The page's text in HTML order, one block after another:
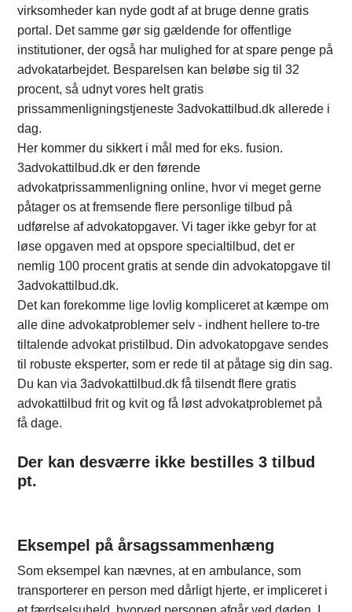
virksomheder kan nyde godt af at bruge denne gratis
portal. Det samme gør sig gældende for offentlige
institutioner, der også har mulighed for at spare penge på
advokatarbejdet. Besparelsen kan beløbe sig til 32
procent, så udnyt vores helt gratis
prissammenligningstjeneste 3advokattilbud.dk allerede i
dag.
Her kommer du sikkert i mål med for eks. fusion.
3advokattilbud.dk er den førende
advokatprissammenligning online, hvor vi meget gerne
påtager os at fremsende flere personlige tilbud på
udførelse af advokatopgaver. Vi tager ikke gebyr for at
løse opgaven med at opspore specialtilbud, det er
nemlig 100 procent gratis at sende din advokatopgave til
3advokattilbud.dk.
Det kan forekomme lige lovlig kompliceret at kæmpe om
alle dine advokatproblemer selv - indhent hellere to-tre
tiltalende advokat pristilbud. Din advokatopgave sendes
til robuste eksperter, som er rede til at påtage sig din sag.
Du kan via 3advokattilbud.dk få tilsendt flere gratis
advokattilbud frit og kvit og få løst advokatproblemet på
få dage.
Der kan desværre ikke bestilles 3 tilbud
pt.
Eksempel på årsagssammenhæng
Som eksempel kan nævnes, at en ambulance, som
transporterer en person med dårligt hjerte, er impliceret i